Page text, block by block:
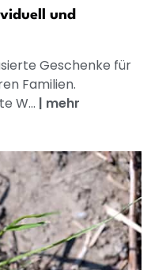
und
Geschenke für
Familien.
W... | mehr